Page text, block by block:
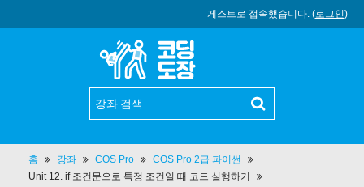
게스트로 접속했습니다. (로그인)
홈 강좌 COS Pro
COS Pro 2급 파이썬
Unit 12. if 조건문으로 특정 조건일 때 코드 실행하기